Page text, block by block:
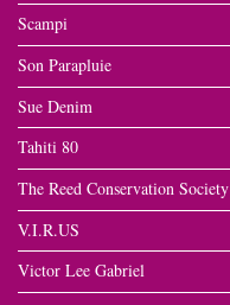
Scampi
Son Parapluie
Sue Denim
Tahiti 80
The Reed Conservation Society
V.I.R.US
Victor Lee Gabriel